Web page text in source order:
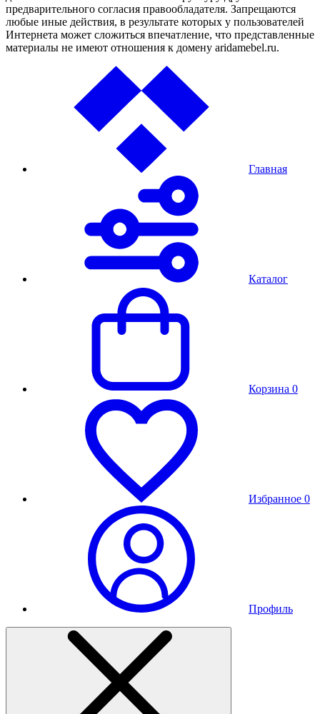
предварительного согласия правообладателя. Запрещаются
любые иные действия, в результате которых у пользователей
Интернета может сложиться впечатление, что представленные
материалы не имеют отношения к домену aridamebel.ru.
Главная
Каталог
Корзина 0
Избранное 0
Профиль